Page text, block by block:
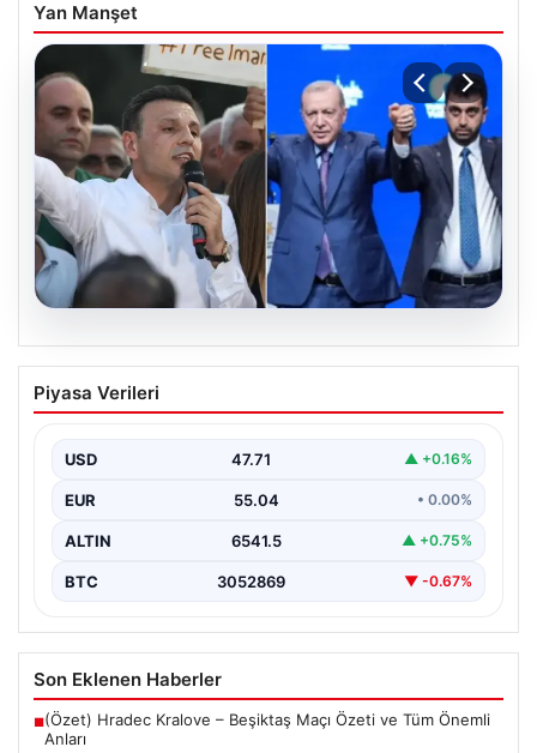
Yan Manşet
Tuzla’da ‘Millet İradesine Saygı’
yürüyüşü… Özgür Çelik ne olduğunu tek
altına, hırsızlığın altına niye imza atsın?’
{ “title”: “Tuzla’da ‘Millet İradesine Saygı’ Yürüyüşü ve
Özgür Çelik’ten Açıklamalar”, “content”: “ Tuzla…
Piyasa Verileri
USD 47.71 ▲ +0.16%
EUR 55.04 • 0.00%
ALTIN 6541.5 ▲ +0.75%
BTC 3052869 ▼ -0.67%
Son Eklenen Haberler
■(Özet) Hradec Kralove – Beşiktaş Maçı Özeti ve Tüm Önemli
Anları